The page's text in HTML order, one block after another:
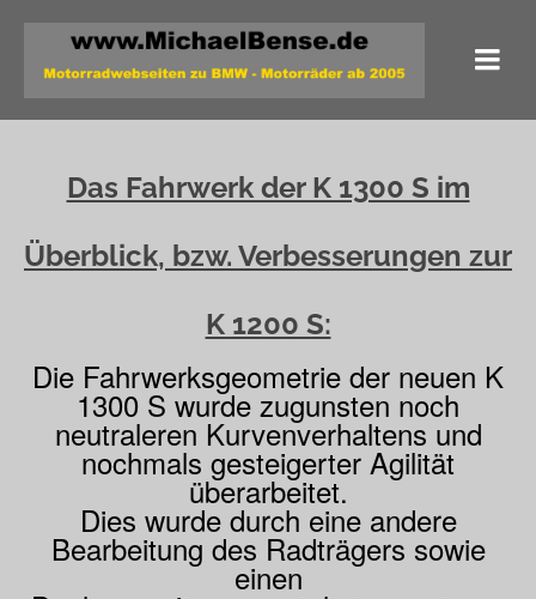
Das Fahrwerk der K 1300 S im
Überblick, bzw. Verbesserungen zur
K 1200 S:
Die Fahrwerksgeometrie der neuen K
1300 S wurde zugunsten noch
neutraleren Kurvenverhaltens und
nochmals gesteigerter Agilität
überarbeitet.
Dies wurde durch eine andere
Bearbeitung des Radträgers sowie
einen